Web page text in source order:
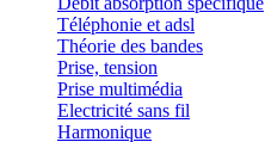
Téléphonie et adsl
Théorie des bandes
Prise, tension
Prise multimédia
Electricité sans fil
Harmonique